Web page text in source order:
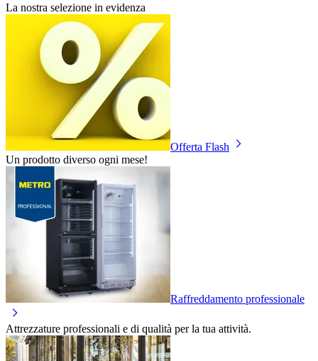
La nostra selezione in evidenza
Offerta Flash
Un prodotto diverso ogni mese!
Raffreddamento professionale
Attrezzature professionali e di qualità per la tua attività.